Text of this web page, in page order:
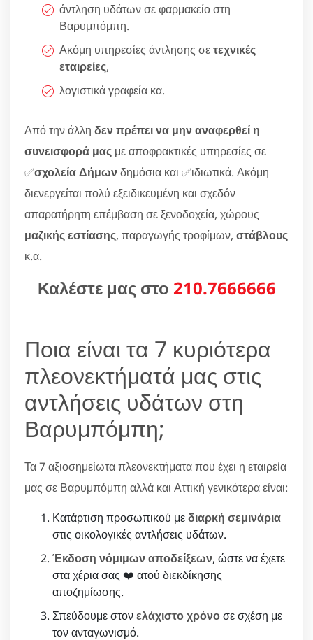
άντληση υδάτων σε φαρμακείο στη
Βαρυμπόμπη.
Ακόμη υπηρεσίες άντλησης σετεχνικές
εταιρείες,
λογιστικά γραφεία κα.
Από την άλλη δεν πρέπει να μην αναφερθεί η
συνεισφορά μας με αποφρακτικές υπηρεσίες σε
✅σχολεία Δήμωνδημόσια και ✅ιδιωτικά. Ακόμη
διενεργείται πολύ εξειδικευμένη και σχεδόν
απαρατήρητη επέμβαση σε ξενοδοχεία, χώρους
μαζικής εστίασης, παραγωγής τροφίμων, στάβλους
κ.α.
Καλέστε μας στο 210.7666666
Ποια είναι τα 7 κυριότερα
πλεονεκτήματά μας στις
αντλήσεις υδάτων στη
Βαρυμπόμπη;
Τα 7 αξιοσημείωτα πλεονεκτήματα που έχει η εταιρεία
μας σε Βαρυμπόμπη αλλά και Αττική γενικότερα είναι:
Κατάρτιση προσωπικού μεδιαρκή σεμινάρια
στις οικολογικές αντλήσεις υδάτων.
Έκδοση νόμιμων αποδείξεων, ώστε να έχετε
στα χέρια σας ❤️ ατού διεκδίκησης
αποζημίωσης.
Σπεύδουμε στονελάχιστο χρόνοσε σχέση με
τον ανταγωνισμό.